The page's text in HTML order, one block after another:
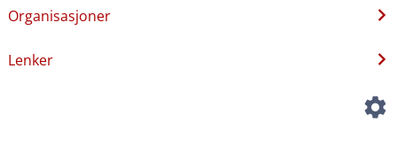
Organisasjoner
Lenker